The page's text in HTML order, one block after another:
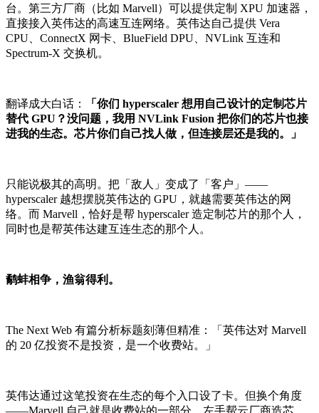
台。第三方厂商（比如 Marvell）可以提供定制 XPU 加速器，
直接接入英伟达的高速互连网络。英伟达自己提供 Vera
CPU、ConnectX 网卡、BlueField DPU、NVLink 互连和
Spectrum-X 交换机。
翻译成大白话：
「你们 hyperscaler 想用自己设计的定制芯片
替代 GPU？没问题，我用 NVLink Fusion 把你们的芯片也接
进我的生态。芯片你们自己找人做，但连接层还是我的。」
只能说极其的高明。把「敌人」变成了「客户」——
hyperscaler 越想摆脱英伟达的 GPU，就越需要英伟达的网
络。而 Marvell，恰好是帮 hyperscaler 造定制芯片的那个人，
同时也是帮英伟达建互连生态的那个人。
鹬蚌相争，渔翁得利。
The Next Web 有篇分析标题刻薄但精准：「英伟达对 Marvell
的 20 亿投资不是投资，是一个收费站。」
英伟达通过这笔投资在生态的每个入口设了卡。但换个角度
——Marvell 自己就是收费站的一部分。左手帮云厂商造芯